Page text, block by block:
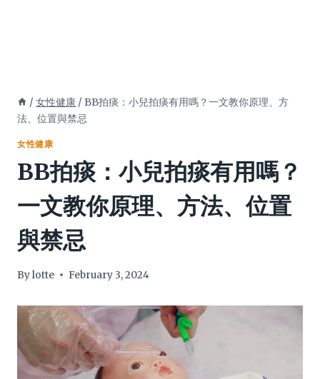
/ 女性健康 / BB拍痰：小兒拍痰有用嗎？一文教你原理、方
法、位置與禁忌
女性健康
BB拍痰：小兒拍痰有用嗎？
一文教你原理、方法、位置
與禁忌
Bylotte February 3, 2024